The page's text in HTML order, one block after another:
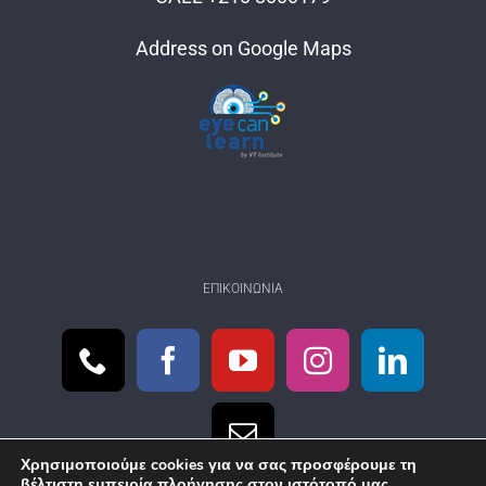
Address on Google Maps
ΕΠΙΚΟΙΝΩΝΊΑ
Χρησιμοποιούμε cookies για να σας προσφέρουμε τη